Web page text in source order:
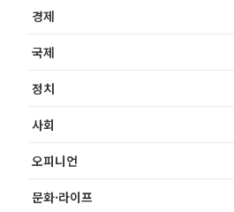
경제
국제
정치
사회
오피니언
문화·라이프